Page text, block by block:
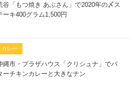
谷「もつ焼き あぶさん」で2020年の〆ス
ーキ400グラム1,500円
カレー
縄市・プラザハウス「クリシュナ」でバ
ーチキンカレーと大きなナン